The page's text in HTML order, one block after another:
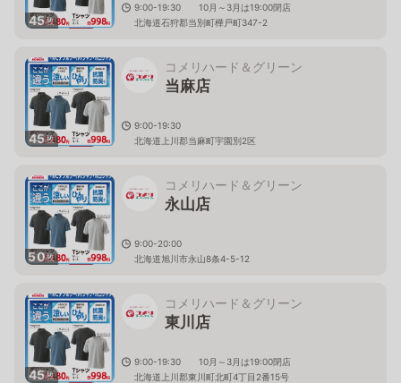
45枚
9:00-19:30 10月～3月は19:00閉店
北海道石狩郡当別町樺戸町347-2
45枚
コメリハード＆グリーン
当麻店
9:00-19:30
北海道上川郡当麻町宇園別2区
50枚
コメリハード＆グリーン
永山店
9:00-20:00
北海道旭川市永山8条4-5-12
45枚
コメリハード＆グリーン
東川店
9:00-19:30 10月～3月は19:00閉店
北海道上川郡東川町北町4丁目2番15号